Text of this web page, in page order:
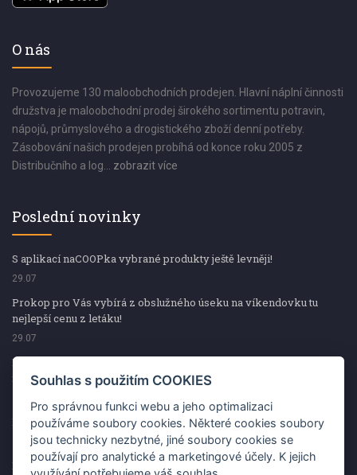
O nás
Provozujeme 130 maloobchodních prodejen. Hlavní náplní činnosti
družstva je maloobchodní prodej širokého sortimentu potravin,
nápojů, průmyslového a drogistického zboží denní potřeby.
Zásobování našich prodejen probíhá od konce roku 2005 z
Distribučního a log... zobrazit více
Poslední novinky
S aplikací naCOOPka vybrané produkty ještě levněji!
29.07
Prokop pro Vás vybírá z obslužného úseku na víkendovku tu
nejlepší cenu z letáku!
29.07
Prokop pro Vás vybírá z obslužného úseku na víkendovku tu
nejlepší cenu z letáku!
Kup špekáčky od Váhaly a vyhraj s naCOOPkou sekerku Fiskars
29.07
Prokop pro Vás vybírá na víkendovku ty nejlepší ceny z letáku!
Souhlas s použitím COOKIES
Pro správnou funkci webu a jeho optimalizaci
používáme soubory cookies. Některé cookies soubory
jsou technicky nezbytné, jiné soubory cookies se
používají pro analytické a marketingové účely. K jejich